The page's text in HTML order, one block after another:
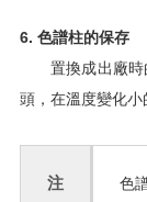
6. 色譜柱的保存
置換成出廠時
頭，在溫度變化
注
色